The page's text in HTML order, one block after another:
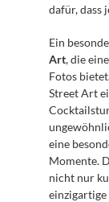
dafür, dass
Ein
Art, die
Fotos
Street Art
eine
Momente.
nicht nur